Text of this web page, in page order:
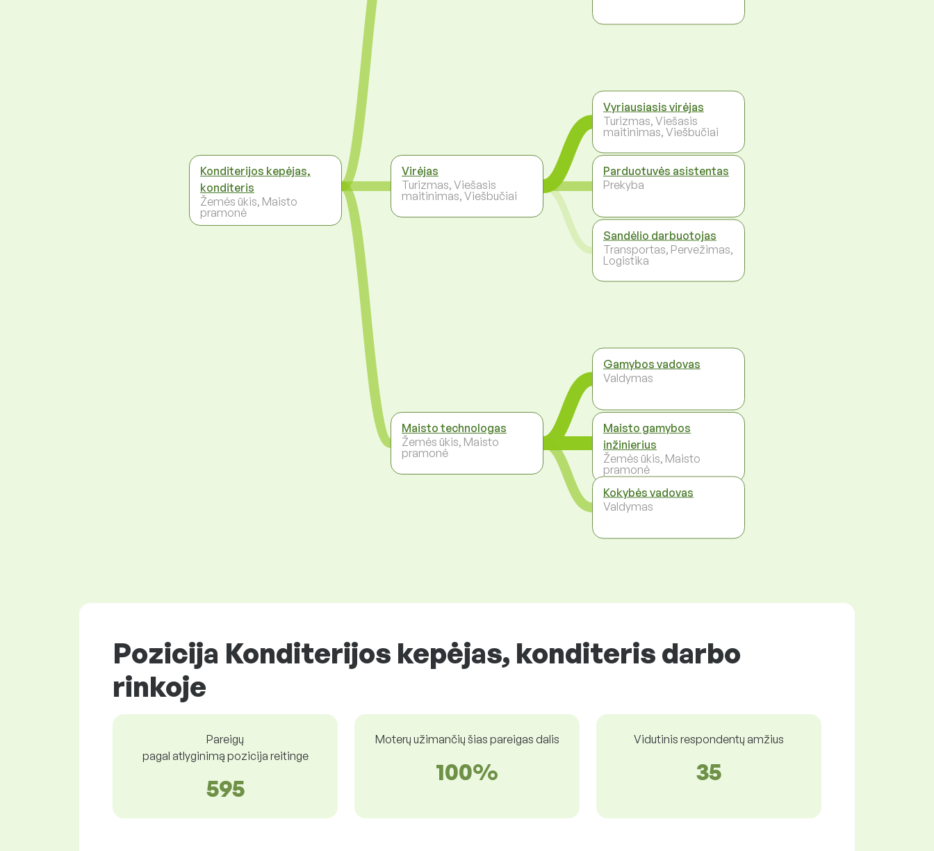
Konditerijos kepėjas,
konditeris
Žemės ūkis, Maisto
pramonė
Virėjas
Turizmas, Viešasis
maitinimas, Viešbučiai
Maisto technologas
Žemės ūkis, Maisto
pramonė
Vyriausiasis virėjas
Turizmas, Viešasis
maitinimas, Viešbučiai
Parduotuvės asistentas
Prekyba
Sandėlio darbuotojas
Transportas, Pervežimas,
Logistika
Gamybos vadovas
Valdymas
Maisto gamybos
inžinierius
Žemės ūkis, Maisto
pramonė
Kokybės vadovas
Valdymas
Pozicija Konditerijos kepėjas, konditeris darbo
rinkoje
Pareigų
pagal atlyginimą pozicija reitinge
595
Moterų užimančių šias pareigas dalis
100%
Vidutinis respondentų amžius
35